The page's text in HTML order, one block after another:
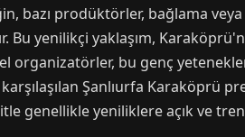
bazı prodüktörler, bağlama
yenilikçi yaklaşım,
bu genç
Şanlıurfa Karaköprü
genellikle yeniliklere açık ve